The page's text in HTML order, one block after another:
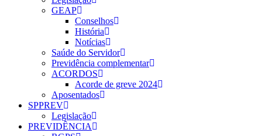
GEAP
Conselhos
História
Notícias
Saúde do Servidor
Previdência complementar
ACORDOS
Acorde de greve 2024
Aposentados
SPPREV
Legislação
PREVIDÊNCIA